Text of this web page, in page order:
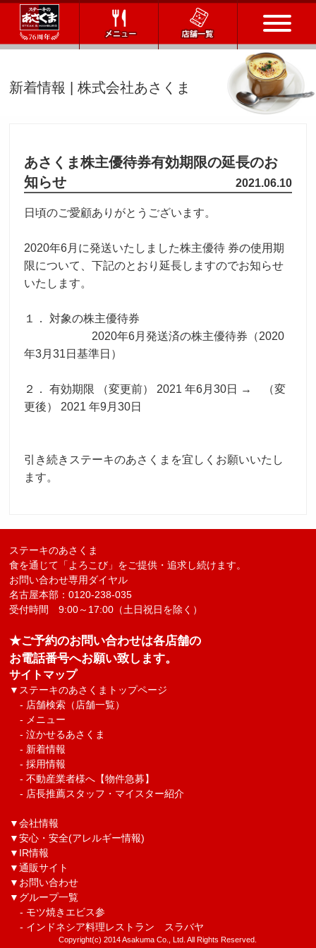
メニュー
会社情報
お問い合わせ
採用トップ
新着情報 | 株式会社あさくま
あさくま株主優待券有効期限の延長のお
知らせ
2021.06.10
日頃のご愛顧ありがとうございます。
2020年6月に発送いたしました株主優待 券の使用期
限について、下記のとおり延長しますのでお知らせ
いたします。
１． 対象の株主優待券
2020年6月発送済の株主優待券（2020
年3月31日基準日）
２． 有効期限 （変更前） 2021 年6月30日 → （変
更後） 2021 年9月30日
引き続きステーキのあさくまを宜しくお願いいたし
ます。
ステーキのあさくま
食を通じて「よろこび」をご提供・追求し続けます。
お問い合わせ専用ダイヤル
名古屋本部：0120-238-035
受付時間 9:00～17:00（土日祝日を除く）
★ご予約のお問い合わせは各店舗の
お電話番号へお願い致します。
サイトマップ
▼ ステーキのあさくまトップページ
- 店舗検索（店舗一覧）
- メニュー
-泣かせるあさくま
- 新着情報
-採用情報
-不動産業者様へ【物件急募】
- 店長推薦スタッフ・マイスター紹介
▼会社情報
▼安心・安全(アレルギー情報)
▼ IR情報
▼通販サイト
▼ お問い合わせ
▼グループ一覧
- モツ焼きエビス参
- インドネシア料理レストラン スラバヤ
Copyright(c) 2014 Asakuma Co., Ltd. All Rights Reserved.